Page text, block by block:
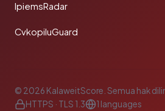
IpiemsRadar
CvkopiluGuard
© 2026 KalaweitScore. Semua hak
HTTPS · TLS 1.3
1 languages